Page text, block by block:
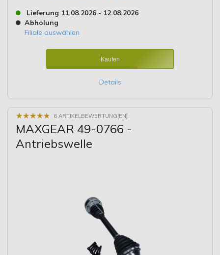
Lieferung 11.08.2026 - 12.08.2026
Abholung
Filiale auswählen
Kaufen
Details
★★★★★
★★★★★ 6 ARTIKELBEWERTUNG(EN)
MAXGEAR 49-0766 -
Antriebswelle